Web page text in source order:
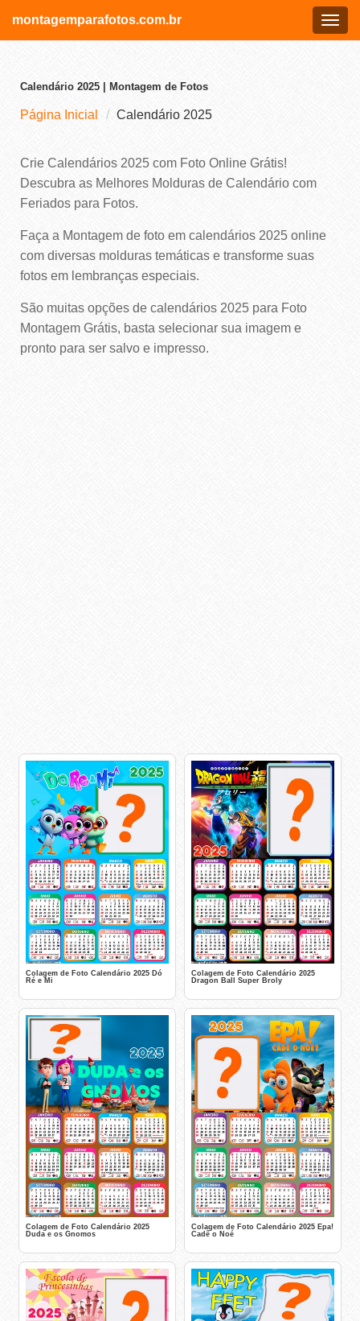
Menu
montagemparafotos.com.br
Calendário 2025 | Montagem de Fotos
Página Inicial Calendário 2025
Crie Calendários 2025 com Foto Online Grátis!
Descubra as Melhores Molduras de Calendário com
Feriados para Fotos.
Faça a Montagem de foto em calendários 2025 online
com diversas molduras temáticas e transforme suas
fotos em lembranças especiais.
São muitas opções de calendários 2025 para Foto
Montagem Grátis, basta selecionar sua imagem e
pronto para ser salvo e impresso.
Colagem de Foto Calendário 2025 Dó
Ré e Mi
Colagem de Foto Calendário 2025
Dragon Ball Super Broly
Colagem de Foto Calendário 2025
Duda e os Gnomos
Colagem de Foto Calendário 2025 Epa!
Cadê o Noé